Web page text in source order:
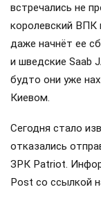
встречались не
королевский ВПК
даже начнёт ее
и шведские Saab
будто они уже
Киевом.
Сегодня стало
отказались
ЗРК Patriot.
Post со ссылкой